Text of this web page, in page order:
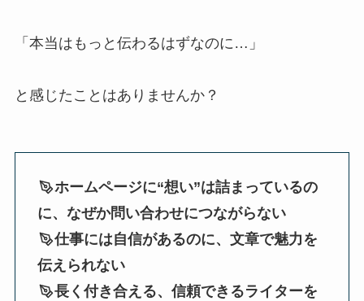
「本当はもっと伝わるはずなのに…」
と感じたことはありませんか？
ホームページに“想い”は詰まっているの
に、なぜか問い合わせにつながらない
仕事には自信があるのに、文章で魅力を
伝えられない
長く付き合える、信頼できるライターを